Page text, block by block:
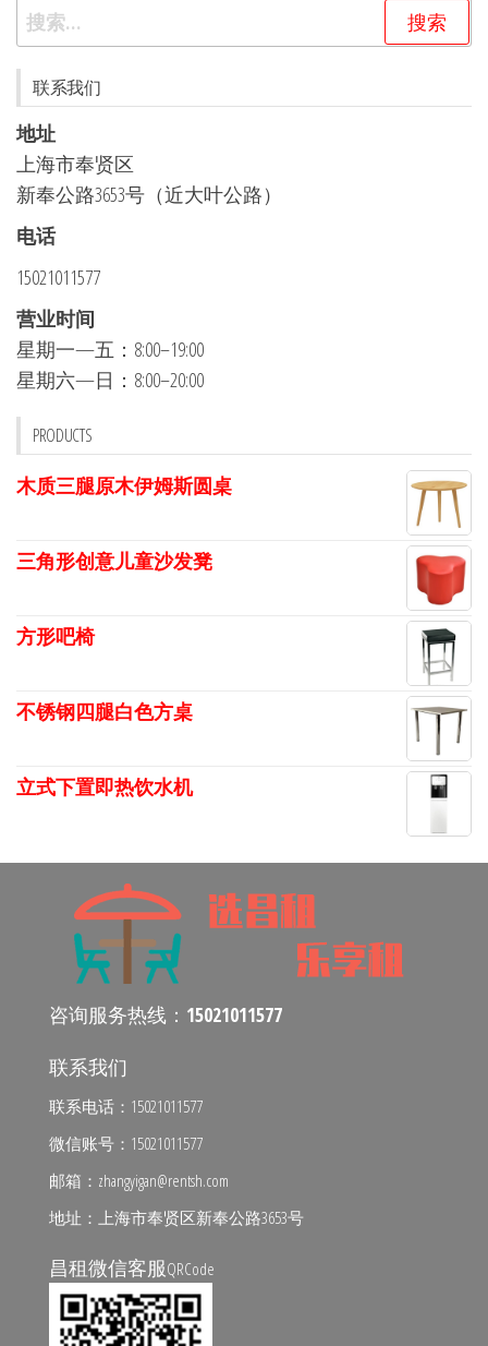
搜
索：
联系我们
地址
上海市奉贤区
新奉公路3653号（近大叶公路）
电话
15021011577
营业时间
星期一—五：8:00–19:00
星期六—日：8:00–20:00
PRODUCTS
木质三腿原木伊姆斯圆桌
三角形创意儿童沙发凳
方形吧椅
不锈钢四腿白色方桌
立式下置即热饮水机
咨询服务热线： 15021011577
联系我们
联系电话：15021011577
微信账号：15021011577
邮箱：zhangyigan@rentsh.com
地址：上海市奉贤区新奉公路3653号
昌租微信客服QRCode